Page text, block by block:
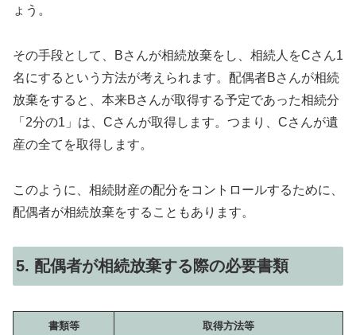
ょう。
その手段として、Bさんが相続放棄をし、相続人をCさん1
名にするという方法が考えられます。配偶者Bさんが相続
放棄をすると、本来Bさんが取得する予定であった相続分
「2分の1」は、Cさんが取得します。つまり、Cさんが遺
産の全てを取得します。
このように、相続財産の配分をコントロールするために、
配偶者が相続放棄をすることもあります。
5. 配偶者が相続放棄する際の必要書類
書類等 取得方法等